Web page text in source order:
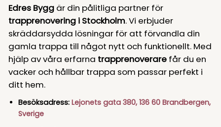
Edres Byggär din pålitliga partner för
trapprenovering i Stockholm. Vi erbjuder
skräddarsydda lösningar för att förvandla din
gamla trappa till något nytt och funktionellt. Med
hjälp av våra erfarna trapprenoverarefår du en
vacker och hållbar trappa som passar perfekt i
ditt hem.
Besöksadress: Lejonets gata 380, 136 60 Brandbergen,
Sverige